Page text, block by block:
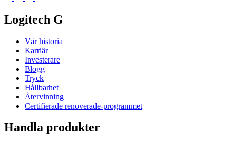
Logitech G
Vår historia
Karriär
Investerare
Blogg
Tryck
Hållbarhet
Återvinning
Certifierade renoverade-programmet
Handla produkter